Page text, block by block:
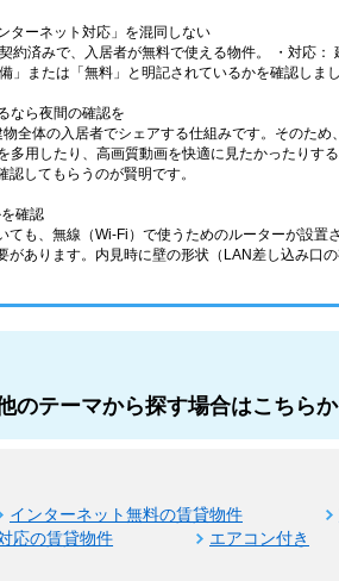
ターネット対応」を混同しない
約済みで、入居者が無料で使える物件。 ・対応
」または「無料」と明記されているかを確認しまし
なら夜間の確認を
全体の入居者でシェアする仕組みです。そのた
多用したり、高画質動画を快適に見たかったりす
認してもらうのが賢明です。
確認
ても、無線（Wi-Fi）で使うためのルーターが設
があります。内見時に壁の形状（LAN差し込み口
のテーマから探す場合はこちらか
インターネット無料の賃貸物件
応の賃貸物件 エアコン付き